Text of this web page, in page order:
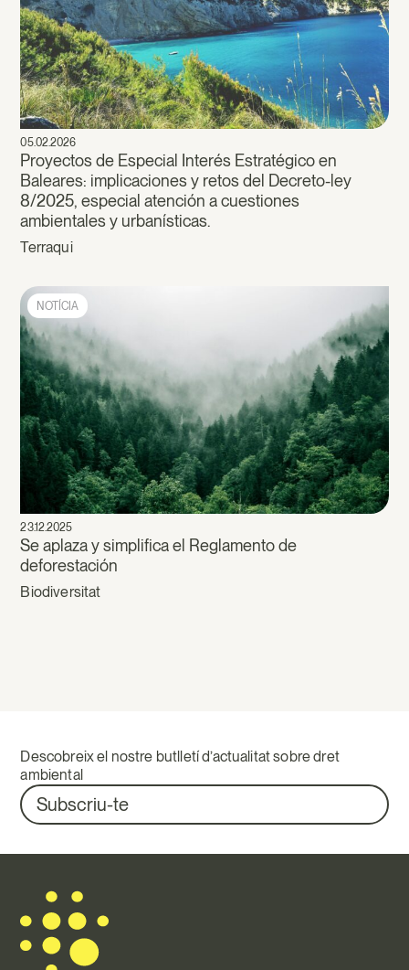
05.02.2026
Proyectos de Especial Interés Estratégico en
Baleares: implicaciones y retos del Decreto-ley
8/2025, especial atención a cuestiones
ambientales y urbanísticas.
Terraqui
NOTÍCIA
23.12.2025
Se aplaza y simplifica el Reglamento de
deforestación
Biodiversitat
Descobreix el nostre butlletí d’actualitat sobre dret
ambiental
Subscriu-te